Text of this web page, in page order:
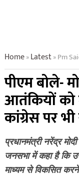
Home»Latest»Pm Said
पीएम बोले-
आतंकियों को
कांग्रेस पर
प्रधानमंत्री नरेंद्र
जनसभा में कहा है कि
माध्यम से विकसित